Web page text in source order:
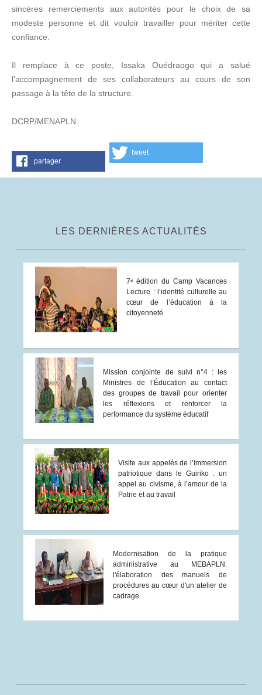
sincères remerciements aux autorités pour le choix de sa
modeste personne et dit vouloir travailler pour mériter cette
confiance.
Il remplace à ce poste, Issaka Ouédraogo qui a salué
l’accompagnement de ses collaborateurs au cours de son
passage à la tête de la structure.
DCRP/MENAPLN.
partager
tweet
LES DERNIÈRES ACTUALITÉS
7ᵉ édition du Camp Vacances
Lecture : l’identité culturelle au
cœur de l’éducation à la
citoyenneté
Mission conjointe de suivi n°4 : les
Ministres de l’Éducation au contact
des groupes de travail pour orienter
les réflexions et renforcer la
performance du système éducatif
Visite aux appelés de l’Immersion
patriotique dans le Guiriko : un
appel au civisme, à l’amour de la
Patrie et au travail
Modernisation de la pratique
administrative au MEBAPLN:
l'élaboration des manuels de
procédures au cœur d'un atelier de
cadrage.